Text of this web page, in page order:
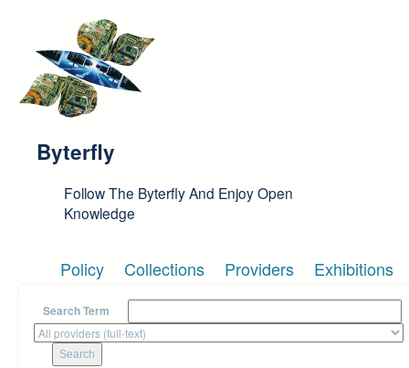
Byterfly
Follow The Byterfly And Enjoy Open
Knowledge
Policy Collections Providers Exhibitions
Search Term